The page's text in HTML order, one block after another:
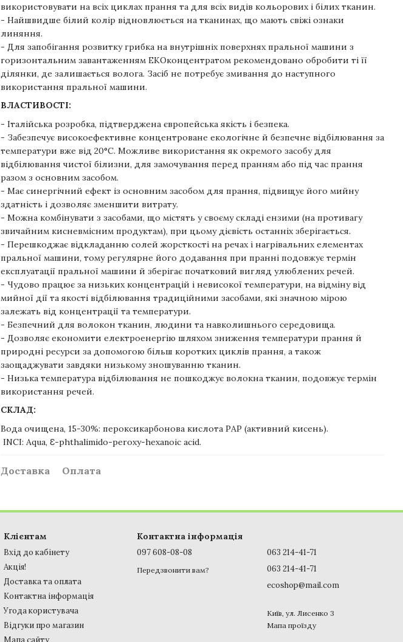
використовувати на всіх циклах прання та для всіх видів кольорових і білих тканин.
- Найшвидше білий колір відновлюється на тканинах, що мають свіжі ознаки
линяння.
- Для запобігання розвитку грибка на внутрішніх поверхнях пральної машини з
горизонтальним завантаженням ЕКОконцентратом рекомендовано обробити ті її
ділянки, де залишається волога. Засіб не потребує змивання до наступного
використання пральної машини.
ВЛАСТИВОСТІ:
- Італійська розробка, підтверджена європейська якість і безпека.
- Забезпечує високоефективне концентроване екологічне й безпечне відбілювання за
температури вже від 20°С. Можливе використання як окремого засобу для
відбілювання чистої білизни, для замочування перед пранням або під час прання
разом з основним засобом.
- Має синергічний ефект із основним засобом для прання, підвищує його мийну
здатність і дозволяє зменшити витрату.
- Можна комбінувати з засобами, що містять у своєму складі ензими (на противагу
звичайним кисневмісним продуктам), при цьому дієвість останніх зберігається.
- Перешкоджає відкладанню солей жорсткості на речах і нагрівальних елементах
пральної машини, тому регулярне його додавання при пранні подовжує термін
експлуатації пральної машини й зберігає початковий вигляд улюблених речей.
- Чудово працює за низьких концентрацій і невисокої температури, на відміну від
мийної дії та якості відбілювання традиційними засобами, які значною мірою
залежать від концентрації та температури.
- Безпечний для волокон тканин, людини та навколишнього середовища.
- Дозволяє економити електроенергію шляхом зниження температури прання й
природні ресурси за допомогою більш коротких циклів прання, а також
заощаджувати завдяки низькому зношуванню тканин.
- Низька температура відбілювання не пошкоджує волокна тканин, подовжує термін
використання речей.
СКЛАД:
Вода очищена, 15-30%: пероксикарбонова кислота PAP (активний кисень).
INCI: Aqua, Ɛ-phthalimido-peroxy-hexanoic acid.
Доставка Оплата
Клієнтам
Вхід до кабінету
Акція!
Доставка та оплата
Контактна інформація
Угода користувача
Відгуки про магазин
Мапа сайту
Контактна інформація
097 608-08-08
Передзвонити вам?
063 214-41-71
063 214-41-71
ecoshop@mail.com
Київ, ул. Лисенко 3
Мапа проїзду